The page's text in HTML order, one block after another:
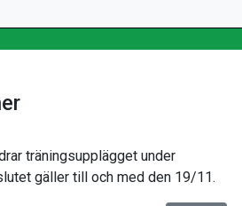
träningsupplägget under
gäller till och med den 19/11.